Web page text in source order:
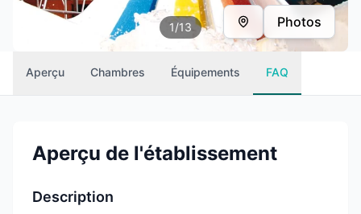
1/13 Photos
Aperçu Chambres Équipements FAQ
Aperçu de l'établissement
Description